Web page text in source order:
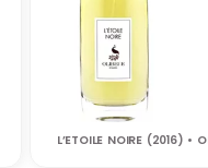
L’ETOILE NOIRE (2016) •